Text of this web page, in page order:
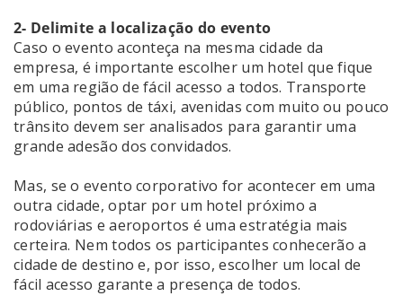
2- Delimite a localização do evento
Caso o evento aconteça na mesma cidade da
empresa, é importante escolher um hotel que fique
em uma região de fácil acesso a todos. Transporte
público, pontos de táxi, avenidas com muito ou pouco
trânsito devem ser analisados para garantir uma
grande adesão dos convidados.
Mas, se o evento corporativo for acontecer em uma
outra cidade, optar por um hotel próximo a
rodoviárias e aeroportos é uma estratégia mais
certeira. Nem todos os participantes conhecerão a
cidade de destino e, por isso, escolher um local de
fácil acesso garante a presença de todos.